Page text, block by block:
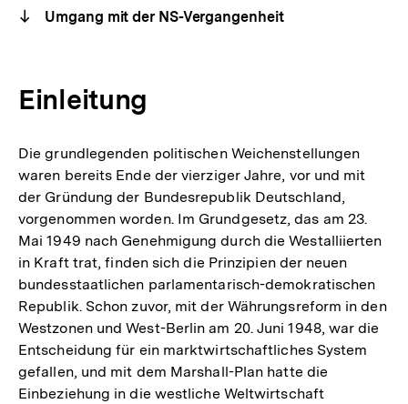
Umgang mit der NS-Vergangenheit
Einleitung
Die grundlegenden politischen Weichenstellungen
waren bereits Ende der vierziger Jahre, vor und mit
der Gründung der Bundesrepublik Deutschland,
vorgenommen worden. Im Grundgesetz, das am 23.
Mai 1949 nach Genehmigung durch die Westalliierten
in Kraft trat, finden sich die Prinzipien der neuen
bundesstaatlichen parlamentarisch-demokratischen
Republik. Schon zuvor, mit der Währungsreform in den
Westzonen und West-Berlin am 20. Juni 1948, war die
Entscheidung für ein marktwirtschaftliches System
gefallen, und mit dem Marshall-Plan hatte die
Einbeziehung in die westliche Weltwirtschaft